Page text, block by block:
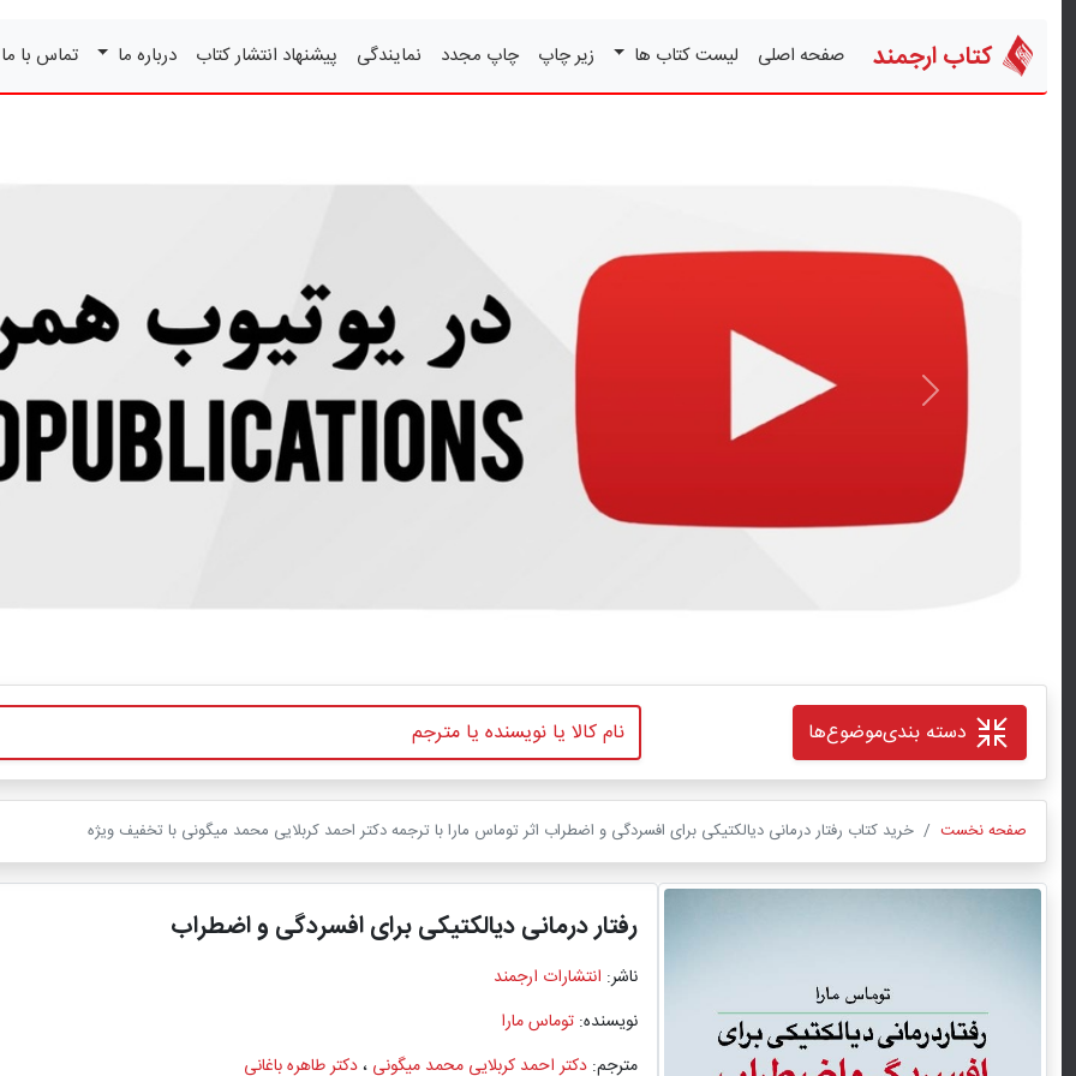
کتاب ارجمند صفحه اصلی لیست کتاب ها زیر چاپ چاپ مجدد نمایندگی پیشنهاد انتشار کتاب درباره ما تماس با
قبلی
دسته بندیموضوع‌ها
صفحه نخست خرید کتاب رفتار درمانی دیالکتیکی برای افسردگی و اضطراب اثر توماس مارا با ترجمه دکتر احمد کربلایی محمد میگونی با تخفیف ویژه
رفتار درمانی دیالکتیکی برای افسردگی و اضطراب
ناشر: انتشارات ارجمند
نویسنده: توماس مارا
مترجم: دکتر احمد کربلایی محمد میگونی ،دکتر طاهره باغانی